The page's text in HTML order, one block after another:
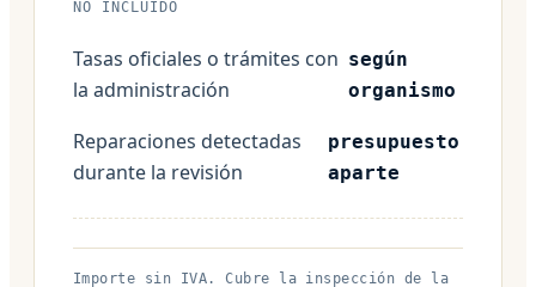
NO INCLUIDO
Tasas oficiales o trámites con
la administración
según
organismo
Reparaciones detectadas
durante la revisión
presupuesto
aparte
Importe sin IVA. Cubre la inspección de la